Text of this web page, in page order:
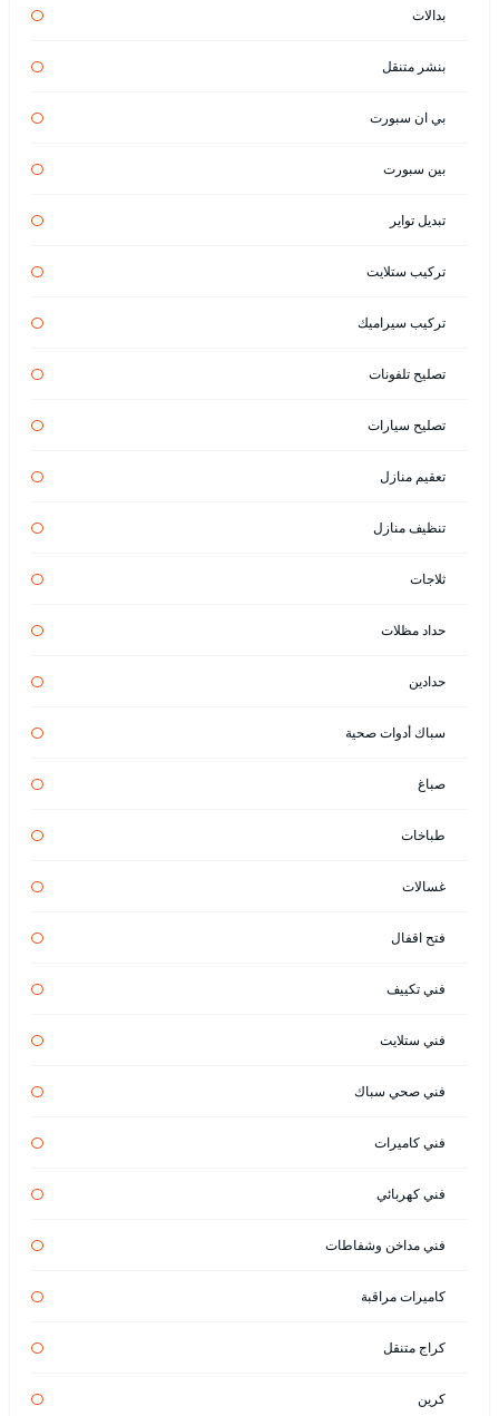
بدالات
بنشر متنقل
بي ان سبورت
بين سبورت
تبديل تواير
تركيب ستلايت
تركيب سيراميك
تصليح تلفونات
تصليح سيارات
تعقيم منازل
تنظيف منازل
ثلاجات
حداد مظلات
حدادين
سباك أدوات صحية
صباغ
طباخات
غسالات
فتح اقفال
فني تكييف
فني ستلايت
فني صحي سباك
فني كاميرات
فني كهربائي
فني مداخن وشفاطات
كاميرات مراقبة
كراج متنقل
كرين